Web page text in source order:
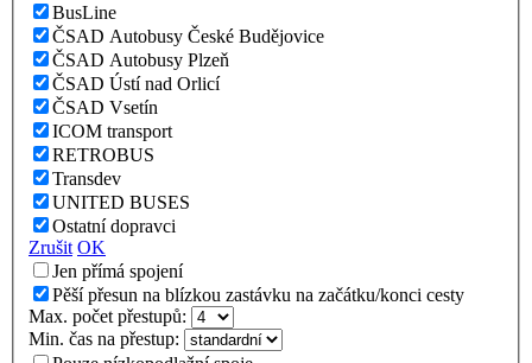
BusLine
ČSAD Autobusy České Budějovice
ČSAD Autobusy Plzeň
ČSAD Ústí nad Orlicí
ČSAD Vsetín
ICOM transport
RETROBUS
Transdev
UNITED BUSES
Ostatní dopravci
Zrušit OK
Jen přímá spojení
Pěší přesun na blízkou zastávku na začátku/konci cesty
Max. počet přestupů:
Min. čas na přestup: